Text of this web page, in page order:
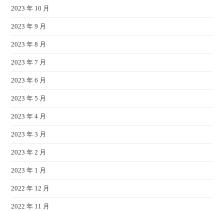
2023 年 10 月
2023 年 9 月
2023 年 8 月
2023 年 7 月
2023 年 6 月
2023 年 5 月
2023 年 4 月
2023 年 3 月
2023 年 2 月
2023 年 1 月
2022 年 12 月
2022 年 11 月